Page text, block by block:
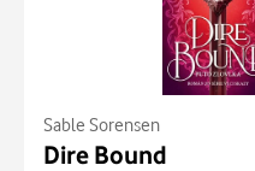
Sable Sorensen
Dire Bound